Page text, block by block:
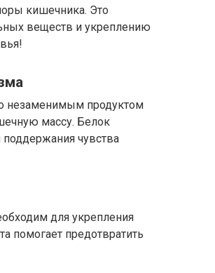
кишечника. Это
веществ и укреплению
незаменимым продуктом
массу. Белок
поддержания чувства
для укрепления
помогает предотвратить